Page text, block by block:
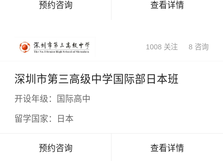
预约咨询 查看详情
1008 关注 8 咨询
深圳市第三高级中学国际部日本班
开设年级： 国际高中
留学国家： 日本
预约咨询 查看详情